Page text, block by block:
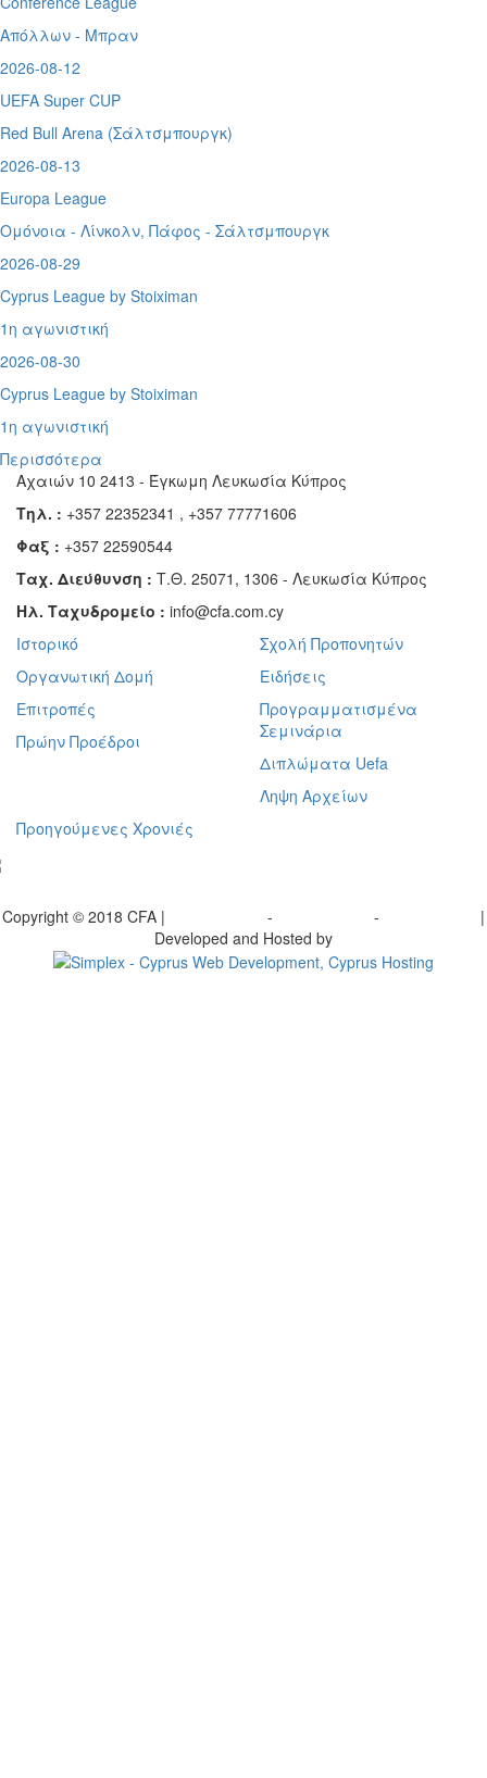
Απόλλων - Μπραν
2026-08-12
UEFA Super CUP
Red Bull Arena (Σάλτσμπουργκ)
2026-08-13
Europa League
Ομόνοια - Λίνκολν, Πάφος - Σάλτσμπουργκ
2026-08-29
Cyprus League by Stoiximan
1η αγωνιστική
2026-08-30
Cyprus League by Stoiximan
1η αγωνιστική
Περισσότερα
Αχαιών 10 2413 - Έγκωμη Λευκωσία Κύπρος
Τηλ. : +357 22352341 , +357 77771606
Φαξ : +357 22590544
Ταχ. Διεύθυνση : Τ.Θ. 25071, 1306 - Λευκωσία Κύπρος
Ηλ. Ταχυδρομείο : info@cfa.com.cy
Ιστορικό
Οργανωτική Δομή
Επιτροπές
Πρώην Προέδροι
Σχολή Προπονητών
Ειδήσεις
Προγραμματισμένα
Σεμινάρια
Διπλώματα Uefa
Ληψη Αρχείων
Προηγούμενες Χρονιές
Copyright © 2018 CFA | - -
|
Developed and Hosted by